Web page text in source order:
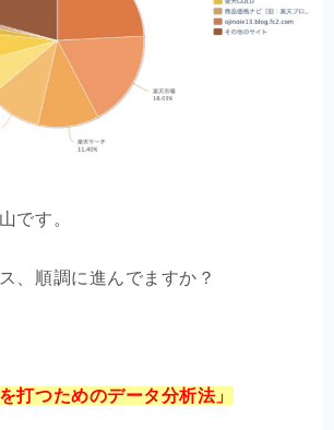
EC
です。
、順調に進んでますか？
打つためのデータ分析法」